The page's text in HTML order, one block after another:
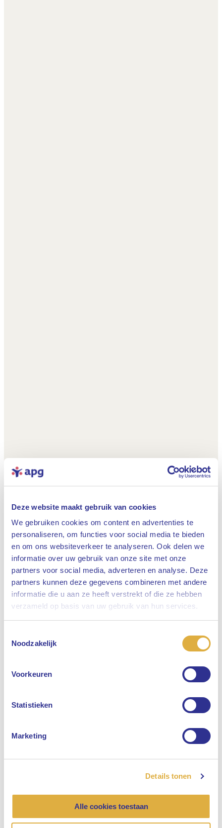
Deze website maakt gebruik van cookies
We gebruiken cookies om content en advertenties te
personaliseren, om functies voor social media te bieden
en om ons websiteverkeer te analyseren. Ook delen we
informatie over uw gebruik van onze site met onze
partners voor social media, adverteren en analyse. Deze
partners kunnen deze gegevens combineren met andere
informatie die u aan ze heeft verstrekt of die ze hebben
verzameld op basis van uw gebruik van hun services.
Noodzakelijk
Voorkeuren
Statistieken
Marketing
Details tonen
Alle cookies toestaan
Sluiten